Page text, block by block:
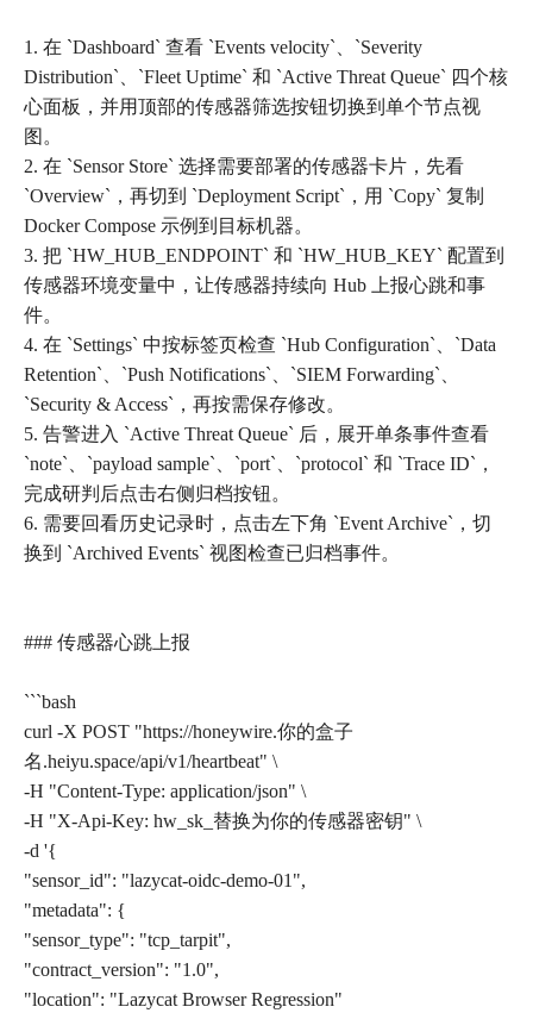
1. 在 `Dashboard` 查看 `Events velocity`、`Severity
Distribution`、`Fleet Uptime` 和 `Active Threat Queue` 四个核
心面板，并用顶部的传感器筛选按钮切换到单个节点视
图。
2. 在 `Sensor Store` 选择需要部署的传感器卡片，先看
`Overview`，再切到 `Deployment Script`，用 `Copy` 复制
Docker Compose 示例到目标机器。
3. 把 `HW_HUB_ENDPOINT` 和 `HW_HUB_KEY` 配置到
传感器环境变量中，让传感器持续向 Hub 上报心跳和事
件。
4. 在 `Settings` 中按标签页检查 `Hub Configuration`、`Data
Retention`、`Push Notifications`、`SIEM Forwarding`、
`Security & Access`，再按需保存修改。
5. 告警进入 `Active Threat Queue` 后，展开单条事件查看
`note`、`payload sample`、`port`、`protocol` 和 `Trace ID`，
完成研判后点击右侧归档按钮。
6. 需要回看历史记录时，点击左下角 `Event Archive`，切
换到 `Archived Events` 视图检查已归档事件。
### 传感器心跳上报
```bash
curl -X POST "https://honeywire.你的盒子
名.heiyu.space/api/v1/heartbeat" \
-H "Content-Type: application/json" \
-H "X-Api-Key: hw_sk_替换为你的传感器密钥" \
-d '{
"sensor_id": "lazycat-oidc-demo-01",
"metadata": {
"sensor_type": "tcp_tarpit",
"contract_version": "1.0",
"location": "Lazycat Browser Regression"